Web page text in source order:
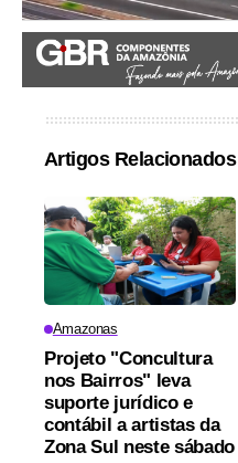
Artigos Relacionados
Amazonas
Projeto "Concultura
nos Bairros" leva
suporte jurídico e
contábil a artistas da
Zona Sul neste sábado